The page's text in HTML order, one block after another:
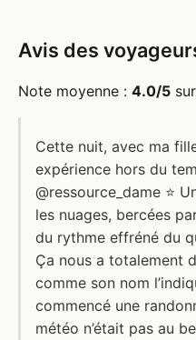
Avis des
Note moyenne : 4.0/5
Cette nuit, avec ma
expérience hors du
@ressource_dame ⭐️
les nuages, bercées
du rythme effréné du
Ça nous a totalement
comme son nom
commencé une
météo n’était pas au